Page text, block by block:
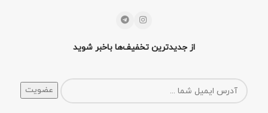
از جدیدترین تخفیف‌ها باخبر شوید